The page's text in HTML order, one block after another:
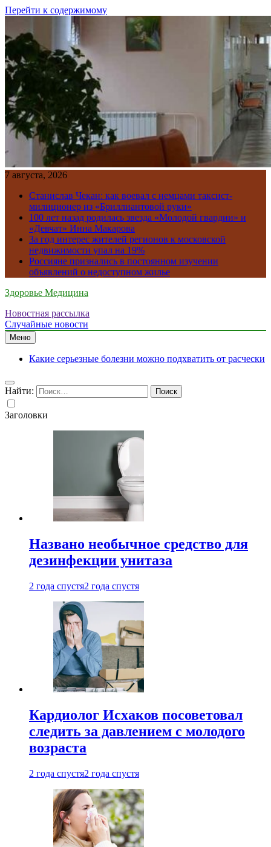
Перейти к содержимому
7 августа, 2026
Станислав Чекан: как воевал с немцами таксист-
милиционер из «Бриллиантовой руки»
100 лет назад родилась звезда «Молодой гвардии» и
«Девчат» Инна Макарова
За год интерес жителей регионов к московской
недвижимости упал на 19%
Россияне признались в постоянном изучении
объявлений о недоступном жилье
Здоровье Медицина
Новостная рассылка
Случайные новости
Меню
Какие серьезные болезни можно подхватить от расчески
Найти:
Заголовки
Названо необычное средство для
дезинфекции унитаза
2 года спустя2 года спустя
Кардиолог Исхаков посоветовал
следить за давлением с молодого
возраста
2 года спустя2 года спустя